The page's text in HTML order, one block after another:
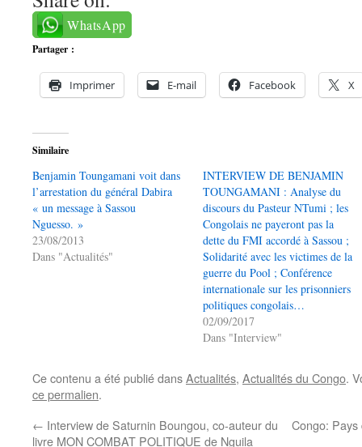
WhatsApp
Partager :
Imprimer E-mail Facebook X
Similaire
Benjamin Toungamani voit dans
l’arrestation du général Dabira
« un message à Sassou
Nguesso. »
23/08/2013
Dans "Actualités"
INTERVIEW DE BENJAMIN
TOUNGAMANI : Analyse du
discours du Pasteur NTumi ; les
Congolais ne payeront pas la
dette du FMI accordé à Sassou ;
Solidarité avec les victimes de la
guerre du Pool ; Conférence
internationale sur les prisonniers
politiques congolais…
02/09/2017
Dans "Interview"
Ce contenu a été publié dansActualités, Actualités du Congo.
ce permalien.
← Interview de Saturnin Boungou, co-auteur du
livre MON COMBAT POLITIQUE de Nguila
Congo: